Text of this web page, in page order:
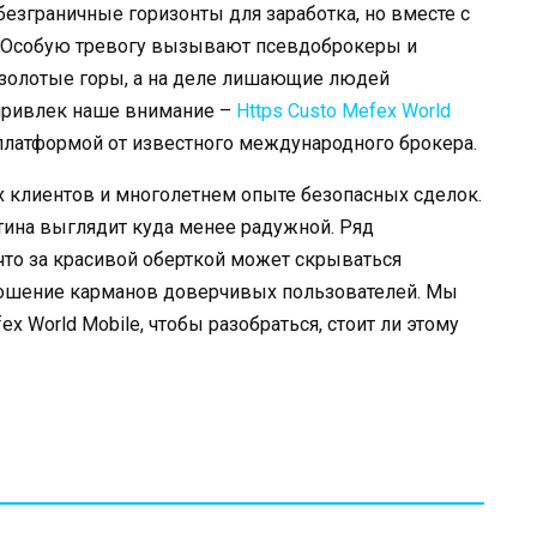
горизонты для заработка, но вместе с
тревогу вызывают псевдоброкеры и
горы, а на деле лишающие людей
наше внимание – Https Custo Mefex World
от известного международного брокера.
и многолетнем опыте безопасных сделок.
выглядит куда менее радужной. Ряд
за красивой оберткой может скрываться
карманов доверчивых пользователей. Мы
World Mobile, чтобы разобраться, стоит ли этому